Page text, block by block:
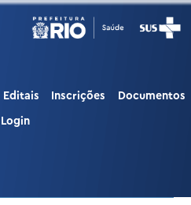
Pular
para
Editais Inscrições Documentos
Login